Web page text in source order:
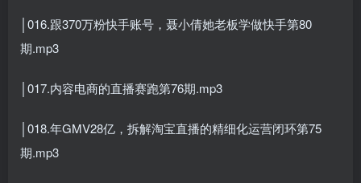
│016.跟370万粉快手账号，聂小倩她老板学做快手第80
期.mp3
│017.内容电商的直播赛跑第76期.mp3
│018.年GMV28亿，拆解淘宝直播的精细化运营闭环第75
期.mp3